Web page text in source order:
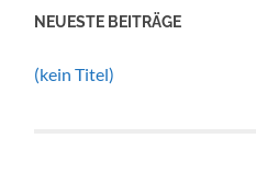
NEUESTE BEITRÄGE
(kein Titel)